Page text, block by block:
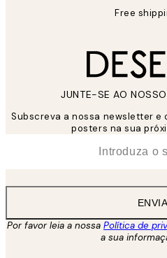
Free
JUNTE-SE AO
Subscreva a nossa newsletter e
posters na sua
Por favor leia a nossa Política de
a sua